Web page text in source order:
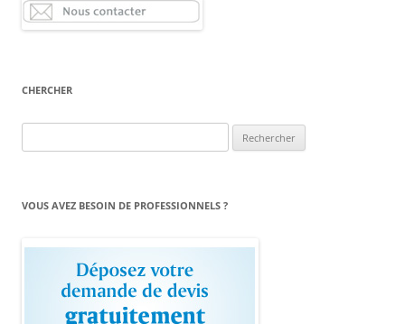
CHERCHER
VOUS AVEZ BESOIN DE PROFESSIONNELS ?